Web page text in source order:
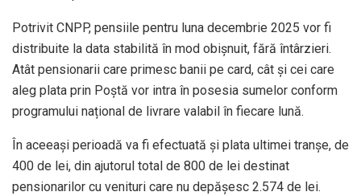
Potrivit CNPP, pensiile pentru luna decembrie 2025 vor fi
distribuite la data stabilită în mod obișnuit, fără întârzieri.
Atât pensionarii care primesc banii pe card, cât și cei care
aleg plata prin Poștă vor intra în posesia sumelor conform
programului național de livrare valabil în fiecare lună.
În aceeași perioadă va fi efectuată și plata ultimei tranșe, de
400 de lei, din ajutorul total de 800 de lei destinat
pensionarilor cu venituri care nu depășesc 2.574 de lei.